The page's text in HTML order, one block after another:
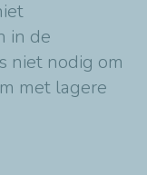
in de
niet nodig om
met lagere